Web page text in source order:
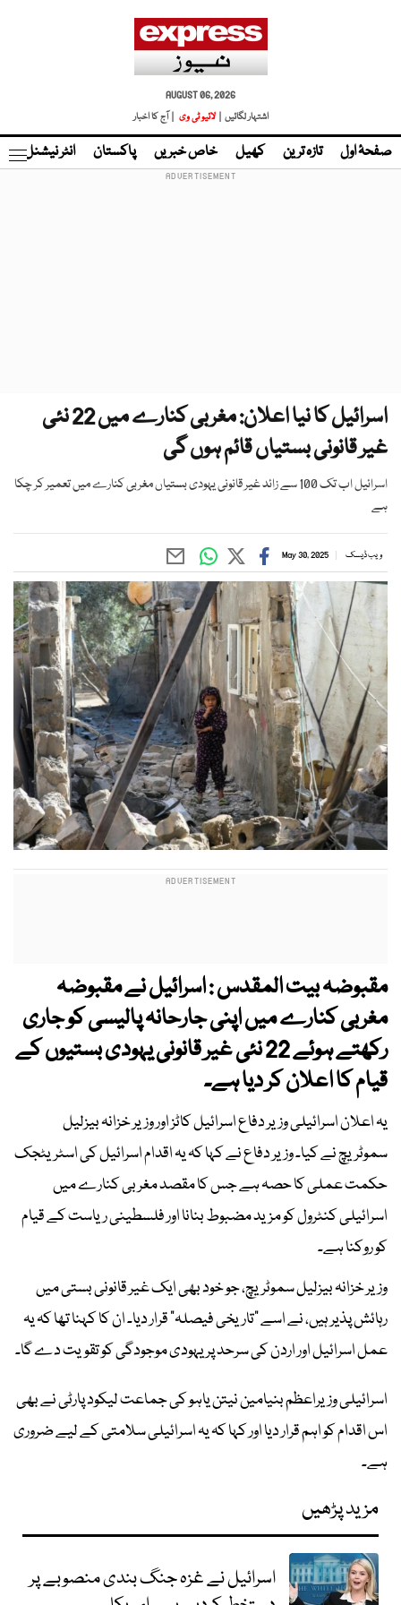
AUGUST 06, 2026
اشتہار لگائیں |
لائیو ٹی وی | آج کا اخبار
صفحۂ اول تازہ ترین کھیل خاص خبریں پاکستان انٹر نیشنل
اسرائیل کا نیا اعلان: مغربی کنارے میں 22 نئی
غیر قانونی بستیاں قائم ہوں گی
اسرائیل اب تک 100 سے زائد غیر قانونی یہودی بستیاں مغربی کنارے میں تعمیر کر چکا
ہے
ویب ڈیسک May 30, 2025
مقبوضہ بیت المقدس : اسرائیل نے مقبوضہ
مغربی کنارے میں اپنی جارحانہ پالیسی کو جاری
رکھتے ہوئے 22 نئی غیر قانونی یہودی بستیوں کے
قیام کا اعلان کر دیا ہے۔
یہ اعلان اسرائیلی وزیر دفاع اسرائیل کاٹز اور وزیر خزانہ بیزلیل
سموٹریچ نے کیا۔ وزیر دفاع نے کہا کہ یہ اقدام اسرائیل کی اسٹریٹجک
حکمت عملی کا حصہ ہے جس کا مقصد مغربی کنارے میں
اسرائیلی کنٹرول کو مزید مضبوط بنانا اور فلسطینی ریاست کے قیام
کو روکنا ہے۔
وزیر خزانہ بیزلیل سموٹریچ، جو خود بھی ایک غیر قانونی بستی میں
رہائش پذیر ہیں، نے اسے "تاریخی فیصلہ" قرار دیا۔ ان کا کہنا تھا کہ یہ
عمل اسرائیل اور اردن کی سرحد پر یہودی موجودگی کو تقویت دے گا۔
اسرائیلی وزیراعظم بنیامین نیتن یاہو کی جماعت لیکود پارٹی نے بھی
اس اقدام کو اہم قرار دیا اور کہا کہ یہ اسرائیلی سلامتی کے لیے ضروری
ہے۔
مزید پڑھیں
اسرائیل نے غزہ جنگ بندی منصوبے پر